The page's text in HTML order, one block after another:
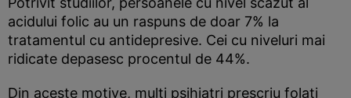
acidului folic au un raspuns de doar 7% la
tratamentul cu antidepresive. Cei cu niveluri mai
ridicate depasesc procentul de 44%.
Din aceste motive, multi psihiatri prescriu folati